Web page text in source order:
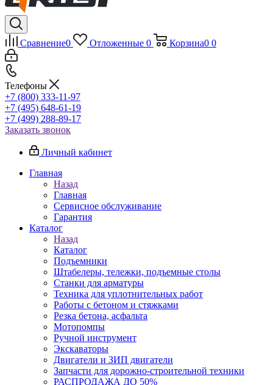
Сравнение0 Отложенные 0 Корзина0 0
Телефоны
+7 (800) 333-11-97
+7 (495) 648-61-19
+7 (499) 288-89-17
Заказать звонок
Личный кабинет
Главная
Назад
Главная
Сервисное обслуживание
Гарантия
Каталог
Назад
Каталог
Подъемники
Штабелеры, тележки, подъемные столы
Станки для арматуры
Техника для уплотнительных работ
Работы с бетоном и стяжками
Резка бетона, асфальта
Мотопомпы
Ручной инструмент
Экскаваторы
Двигатели и ЗИП двигатели
Запчасти для дорожно-строительной техники
РАСПРОДАЖА ДО 50%